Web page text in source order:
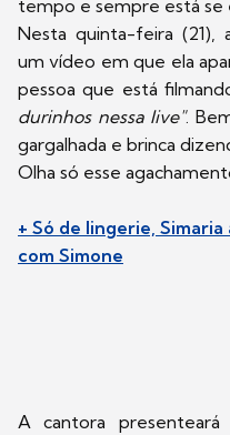
tempo e sempre está se
Nesta quinta-feira (21),
um vídeo em que ela
pessoa que está
durinhos nessa live".
gargalhada e brinca
Olha só esse
+ Só de lingerie,
com Simone
A cantora